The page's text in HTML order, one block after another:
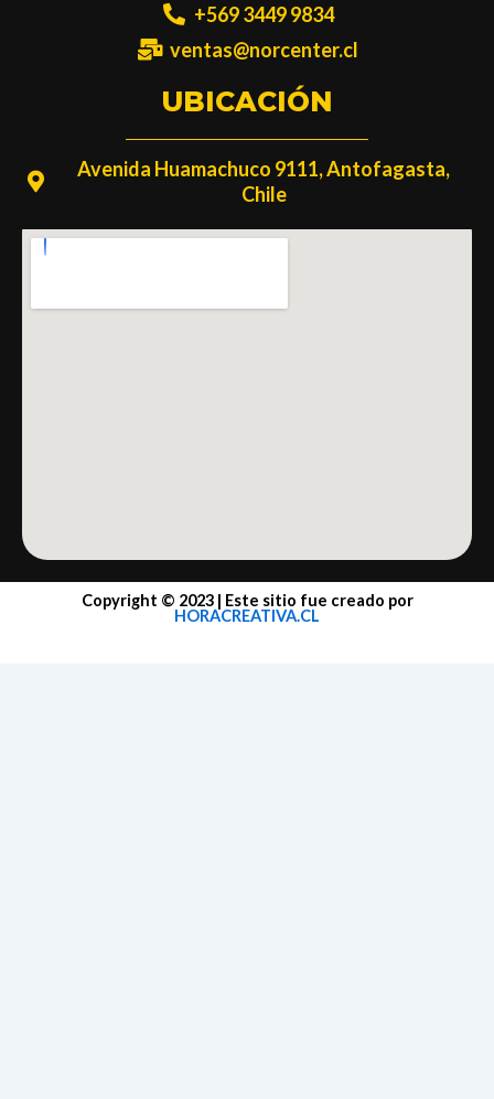
+569 3449 9834
ventas@norcenter.cl
UBICACIÓN
Avenida Huamachuco 9111, Antofagasta,
Chile
Copyright © 2023 | Este sitio fue creado por
HORACREATIVA.CL